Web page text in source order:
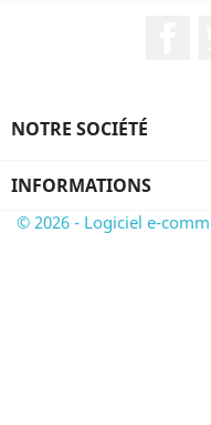
NOTRE SOCIÉTÉ
INFORMATIONS
© 2026 - Logiciel e-